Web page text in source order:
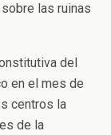
las ruinas
del
en el mes de
centros la
de la